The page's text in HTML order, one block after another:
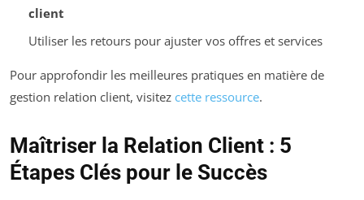
client
Utiliser les retours pour ajuster vos offres et services
Pour approfondir les meilleures pratiques en matière de
gestion relation client, visitez cette ressource.
Maîtriser la Relation Client : 5
Étapes Clés pour le Succès